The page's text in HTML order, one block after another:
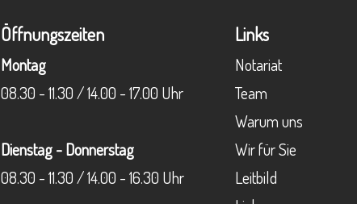
Öffnungszeiten
Montag
08.30 - 11.30 / 14.00 - 17.00 Uhr
Dienstag - Donnerstag
08.30 - 11.30 / 14.00 - 16.30 Uhr
Links
Notariat
Team
Warum uns
Wir für Sie
Leitbild